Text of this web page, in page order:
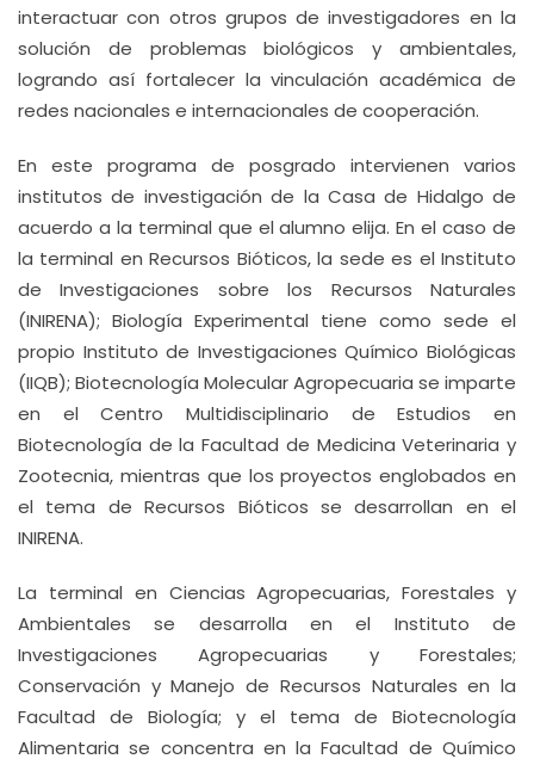
interactuar con otros grupos de investigadores en la
solución de problemas biológicos y ambientales,
logrando así fortalecer la vinculación académica de
redes nacionales e internacionales de cooperación.
En este programa de posgrado intervienen varios
institutos de investigación de la Casa de Hidalgo de
acuerdo a la terminal que el alumno elija. En el caso de
la terminal en Recursos Bióticos, la sede es el Instituto
de Investigaciones sobre los Recursos Naturales
(INIRENA); Biología Experimental tiene como sede el
propio Instituto de Investigaciones Químico Biológicas
(IIQB); Biotecnología Molecular Agropecuaria se imparte
en el Centro Multidisciplinario de Estudios en
Biotecnología de la Facultad de Medicina Veterinaria y
Zootecnia, mientras que los proyectos englobados en
el tema de Recursos Bióticos se desarrollan en el
INIRENA.
La terminal en Ciencias Agropecuarias, Forestales y
Ambientales se desarrolla en el Instituto de
Investigaciones Agropecuarias y Forestales;
Conservación y Manejo de Recursos Naturales en la
Facultad de Biología; y el tema de Biotecnología
Alimentaria se concentra en la Facultad de Químico